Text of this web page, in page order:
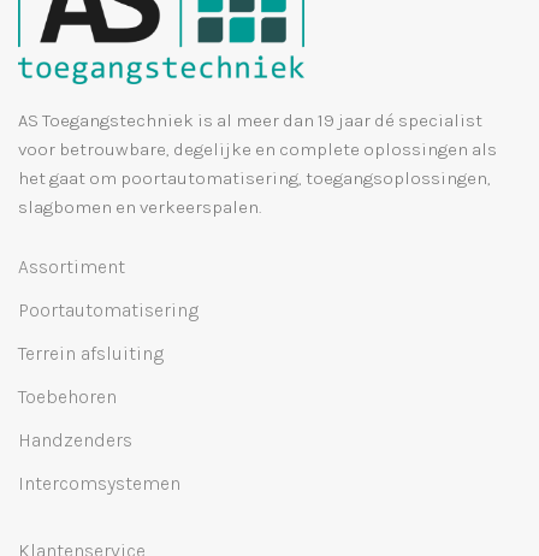
AS Toegangstechniek is al meer dan 19 jaar dé specialist
voor betrouwbare, degelijke en complete oplossingen als
het gaat om poortautomatisering, toegangsoplossingen,
slagbomen en verkeerspalen.
Assortiment
Poortautomatisering
Terrein afsluiting
Toebehoren
Handzenders
Intercomsystemen
Klantenservice